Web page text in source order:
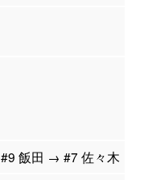
#9 飯田 → #7 佐々木